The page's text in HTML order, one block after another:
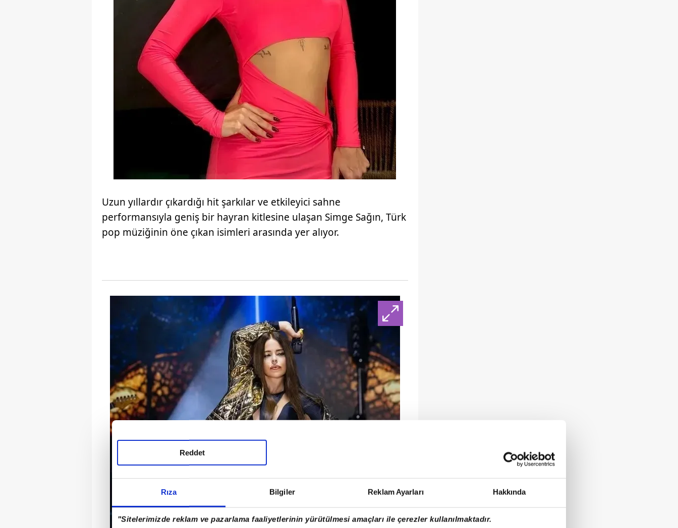
Rıza Bilgiler Reklam Ayarları Hakkında
"Sitelerimizde reklam ve pazarlama faaliyetlerinin yürütülmesi amaçları ile çerezler kullanılmaktadır.
Reddet
Uzun yıllardır çıkardığı hit şarkılar ve etkileyici sahne
performansıyla geniş bir hayran kitlesine ulaşan Simge Sağın, Türk
pop müziğinin öne çıkan isimleri arasında yer alıyor.